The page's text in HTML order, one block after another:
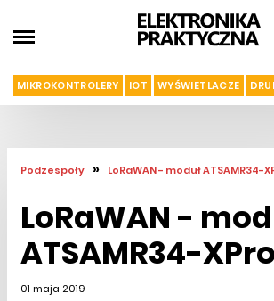
MIKROKONTROLERY IOT WYŚWIETLACZE
Podzespoły » LoRaWAN - moduł ATSAMR34-
LoRaWAN -
ATSAMR34-XPro
01 maja 2019